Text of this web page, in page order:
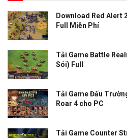
Download Red Alert
Full Miễn Phí
Tải Game Battle
Sói) Full
Tải Game Đấu
Roar 4 cho PC
Tải Game Counter